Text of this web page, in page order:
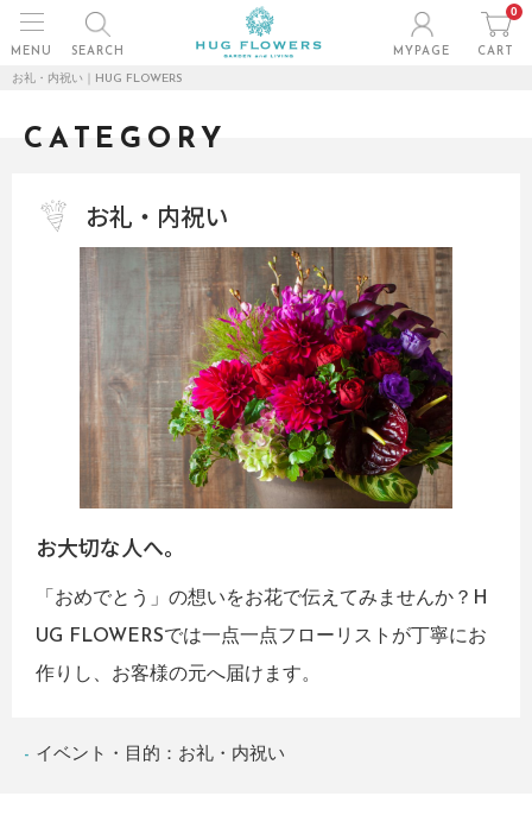
MENU SEARCH MYPAGE
0
CART
お礼・内祝い｜HUG FLOWERS
CATEGORY
お礼・内祝い
お大切な人へ。
「おめでとう」の想いをお花で伝えてみませんか？H
UG FLOWERSでは一点一点フローリストが丁寧にお
作りし、お客様の元へ届けます。
イベント・目的：お礼・内祝い